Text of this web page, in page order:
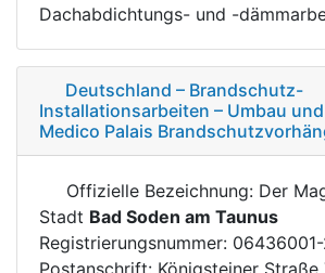
Dachabdichtungs- und -
Deutschland – Brandschutz-
Installationsarbeiten – Umbau
Medico Palais
Offizielle Bezeichnung: Der
Stadt Bad Soden am Taunus
Registrierungsnummer:
Postanschrift: Königsteiner Straße